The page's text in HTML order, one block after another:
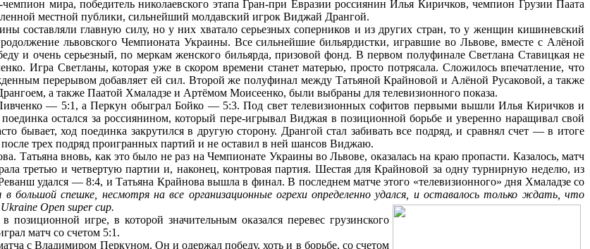
чемпион мира, победитель николаевского этапа Гран-при Евразии россиянин Илья Киричков, чемпион Грузии Паата
местной публики, сильнейший молдавский игрок Виджай Дрангой.
составляли главную силу, но у них хватало серьезных соперников и из других стран, то у женщин кишиневский
львовского Чемпионата Украины. Все сильнейшие бильярдистки, игравшие во Львове, вместе с Алёной
и очень серьезный, по меркам женского бильярда, призовой фонд. В первом полуфинале Светлана Ставицкая не
Игра Светланы, которая уже в скором времени станет матерью, просто потрясала. Сложилось впечатление, что
перерывом добавляет ей сил. Второй же полуфинал между Татьяной Крайновой и Алёной Русаковой, а также
а также Паатой Хмаладзе и Артёмом Моисеенко, были выбраны для телевизионного показа.
— 5:1, а Перкун обыграл Бойко — 5:3. Под свет телевизионных софитов первыми вышли Илья Киричков и
остался за россиянином, который пере-игрывал Виджая в позиционной борьбе и уверенно наращивал свой
бывает, ход поединка закрутился в другую сторону. Дрангой стал забивать все подряд, и сравнял счет — в итоге
трех подряд проигранных партий и не оставил в ней шансов Виджаю.
Татьяна вновь, как это было не раз на Чемпионате Украины во Львове, оказалась на краю пропасти. Казалось, матч
третью и четвертую партии и, наконец, контровая партия. Шестая для Крайновой за одну турнирную неделю, из
удался — 8:4, и Татьяна Крайнова вышла в финал. В последнем матче этого «телевизионного» дня Хмаладзе со
большой спешке, несмотря на все организационные огрехи определенно удался, и оставалось только ждать, что
Оpen super cup.
игре, в которой значительным оказался перевес грузинского
матч со счетом 5:1.
с Владимиром Перкуном. Он и одержал победу, хоть и в борьбе, со счетом